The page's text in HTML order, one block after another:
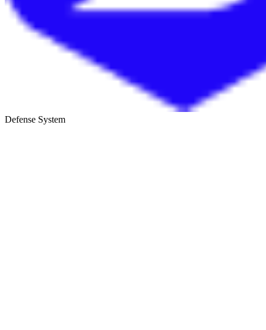
Defense System